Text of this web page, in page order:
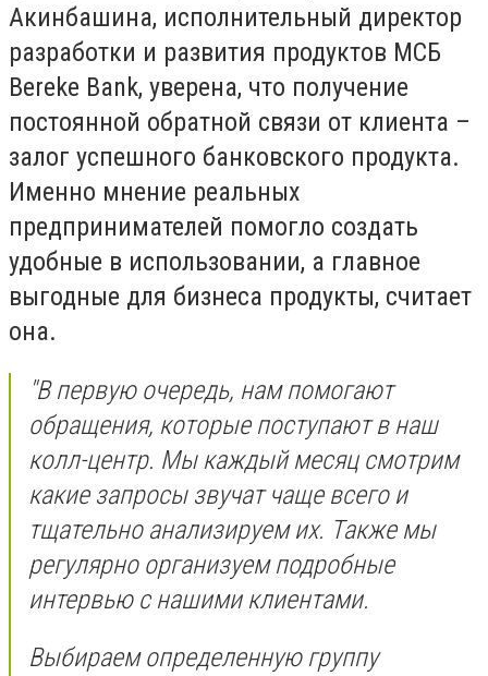
Акинбашина, исполнительный директор
разработки и развития продуктов МСБ
Bereke Bank, уверена, что получение
постоянной обратной связи от клиента –
залог успешного банковского продукта.
Именно мнение реальных
предпринимателей помогло создать
удобные в использовании, а главное
выгодные для бизнеса продукты, считает
она.
"В первую очередь, нам помогают
обращения, которые поступают в наш
колл-центр. Мы каждый месяц смотрим
какие запросы звучат чаще всего и
тщательно анализируем их. Также мы
регулярно организуем подробные
интервью с нашими клиентами.
Выбираем определенную группу